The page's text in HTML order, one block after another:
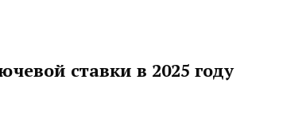
ставки в 2025 году